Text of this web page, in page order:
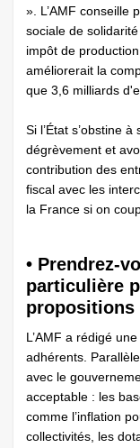
». L’AMF conseille
sociale de
impôt de
améliorerait la
que 3,6 milliards
Si l’État s’obstine
dégrèvement et
contribution des
fiscal avec les
la France si on
• Prendrez-
particulière
propositions
L’AMF a rédigé
adhérents.
avec le
acceptable : les
comme l’inflation
collectivités, les